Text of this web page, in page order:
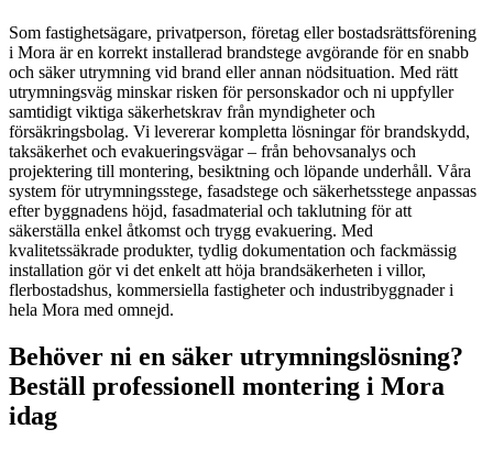
Som fastighetsägare, privatperson, företag eller bostadsrättsförening
i Mora är en korrekt installerad brandstege avgörande för en snabb
och säker utrymning vid brand eller annan nödsituation. Med rätt
utrymningsväg minskar risken för personskador och ni uppfyller
samtidigt viktiga säkerhetskrav från myndigheter och
försäkringsbolag. Vi levererar kompletta lösningar för brandskydd,
taksäkerhet och evakueringsvägar – från behovsanalys och
projektering till montering, besiktning och löpande underhåll. Våra
system för utrymningsstege, fasadstege och säkerhetsstege anpassas
efter byggnadens höjd, fasadmaterial och taklutning för att
säkerställa enkel åtkomst och trygg evakuering. Med
kvalitetssäkrade produkter, tydlig dokumentation och fackmässig
installation gör vi det enkelt att höja brandsäkerheten i villor,
flerbostadshus, kommersiella fastigheter och industribyggnader i
hela Mora med omnejd.
Behöver ni en säker utrymningslösning?
Beställ professionell montering i Mora
idag